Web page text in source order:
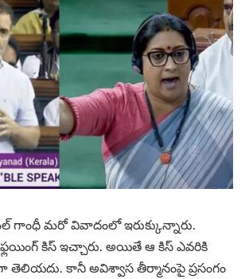
గాంధీ మ‌రో వివాదంలో ఇరుక్కున్నారు.
కిస్ ఇచ్చారు. అయితే ఆ కిస్ ఎవ‌రికి
తెలియ‌దు. కానీ అవిశ్వాస తీర్మానంపై ప్ర‌సంగం